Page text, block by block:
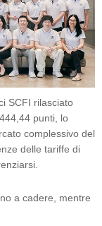
SCFI rilasciato
punti, lo
complessivo del
delle tariffe di
a cadere, mentre